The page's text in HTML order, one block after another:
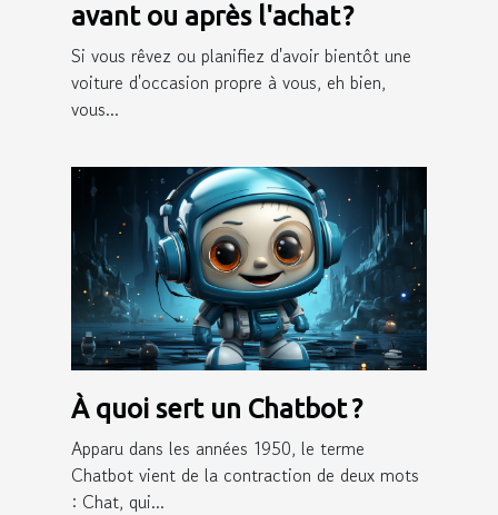
avant ou après l'achat ?
Si vous rêvez ou planifiez d'avoir bientôt une
voiture d'occasion propre à vous, eh bien,
vous...
À quoi sert un Chatbot ?
Apparu dans les années 1950, le terme
Chatbot vient de la contraction de deux mots
: Chat, qui...